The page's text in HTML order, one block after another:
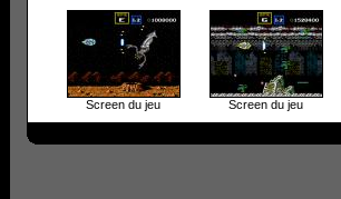
Screen du jeu Screen du jeu